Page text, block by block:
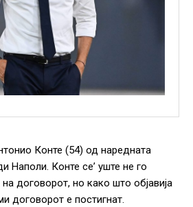
Конте (54) од наредната
Наполи. Конте се’ уште не го
на договорот, но како што објавија
договорот е постигнат.